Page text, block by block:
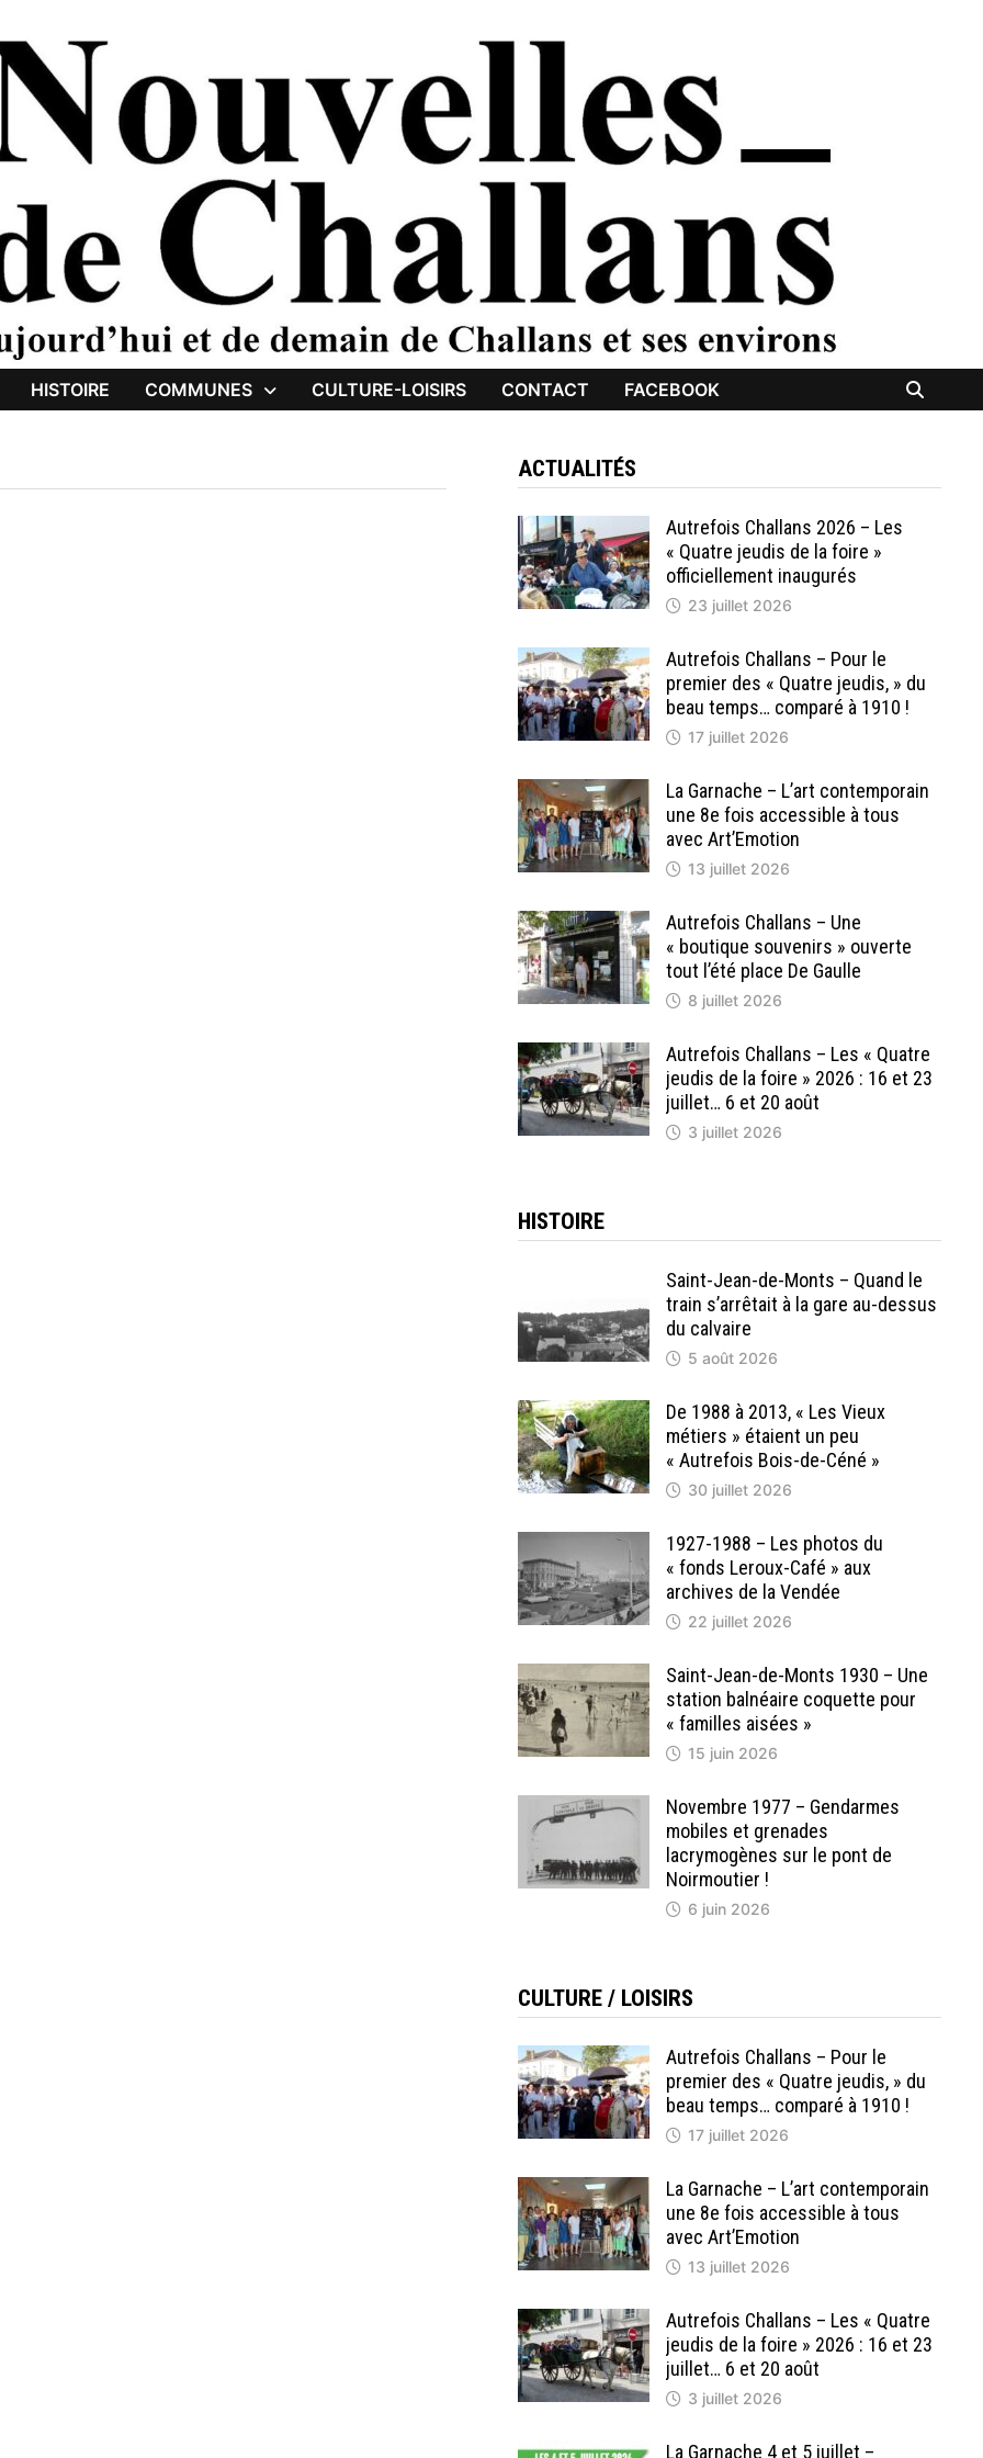
HISTOIRE COMMUNES CULTURE-LOISIRS CONTACT FACEBOOK
ACTUALITÉS
Autrefois Challans 2026 – Les
« Quatre jeudis de la foire »
officiellement inaugurés
23 juillet 2026
Autrefois Challans – Pour le
premier des « Quatre jeudis, » du
beau temps… comparé à 1910 !
17 juillet 2026
La Garnache – L’art contemporain
une 8e fois accessible à tous
avec Art’Emotion
13 juillet 2026
Autrefois Challans – Une
« boutique souvenirs » ouverte
tout l’été place De Gaulle
8 juillet 2026
Autrefois Challans – Les « Quatre
jeudis de la foire » 2026 : 16 et 23
juillet… 6 et 20 août
3 juillet 2026
HISTOIRE
Saint-Jean-de-Monts – Quand le
train s’arrêtait à la gare au-dessus
du calvaire
5 août 2026
De 1988 à 2013, « Les Vieux
métiers » étaient un peu
« Autrefois Bois-de-Céné »
30 juillet 2026
1927-1988 – Les photos du
« fonds Leroux-Café » aux
archives de la Vendée
22 juillet 2026
Saint-Jean-de-Monts 1930 – Une
station balnéaire coquette pour
« familles aisées »
15 juin 2026
Novembre 1977 – Gendarmes
mobiles et grenades
lacrymogènes sur le pont de
Noirmoutier !
6 juin 2026
CULTURE / LOISIRS
Autrefois Challans – Pour le
premier des « Quatre jeudis, » du
beau temps… comparé à 1910 !
17 juillet 2026
La Garnache – L’art contemporain
une 8e fois accessible à tous
avec Art’Emotion
13 juillet 2026
Autrefois Challans – Les « Quatre
jeudis de la foire » 2026 : 16 et 23
juillet… 6 et 20 août
3 juillet 2026
La Garnache 4 et 5 juillet –